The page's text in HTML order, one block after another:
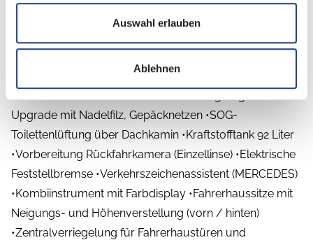
Auswahl erlauben
Ablehnen
•Reifenluftdruckkontrollsystem •Aktiver
Abstandsassistent DISTRONIC
•Vorbereitung Sat-Anlage •USB-Steckdose im
Upgrade mit Nadelfilz, Gepäcknetzen •SOG-
Toilettenlüftung über Dachkamin •Kraftstofftank 92 Liter
•Vorbereitung Rückfahrkamera (Einzellinse) •Elektrische
Feststellbremse •Verkehrszeichenassistent (MERCEDES)
•Kombiinstrument mit Farbdisplay •Fahrerhaussitze mit
Neigungs- und Höhenverstellung (vorn / hinten)
•Zentralverriegelung für Fahrerhaustüren und